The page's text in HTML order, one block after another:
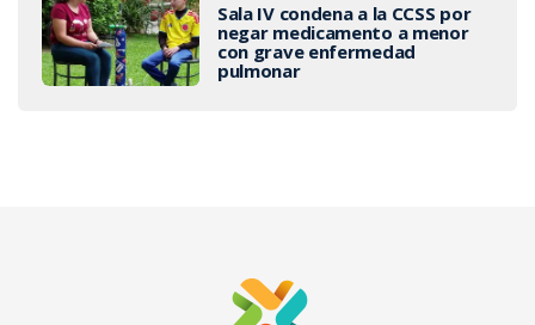
Sala IV condena a la CCSS por
negar medicamento a menor
con grave enfermedad
pulmonar